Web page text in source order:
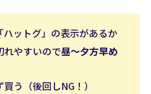
ットグ」の表示があるか
れやすいので昼〜夕方早め
う（後回しNG！）